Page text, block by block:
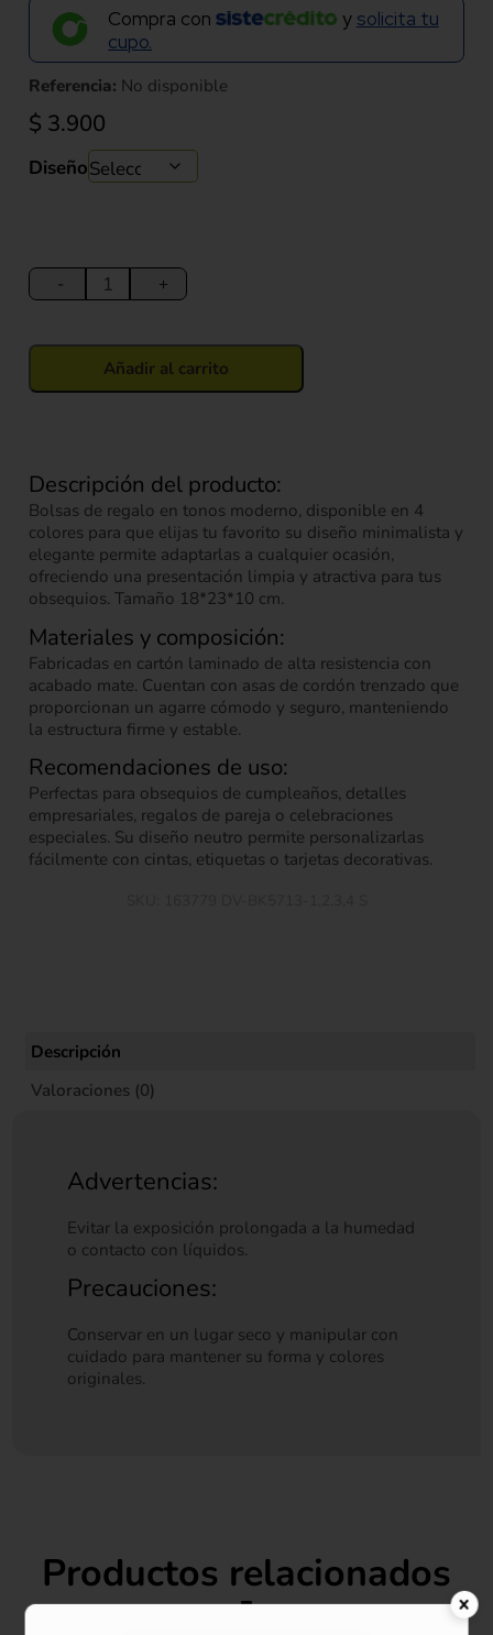
Compra con y solicita tu
cupo.
Descripción del producto:
Bolsas de regalo en tonos moderno, disponible en 4
colores para que elijas tu favorito su diseño minimalista y
elegante permite adaptarlas a cualquier ocasión,
ofreciendo una presentación limpia y atractiva para tus
obsequios. Tamaño 18*23*10 cm.
Materiales y composición:
Fabricadas en cartón laminado de alta resistencia con
acabado mate. Cuentan con asas de cordón trenzado que
proporcionan un agarre cómodo y seguro, manteniendo
la estructura firme y estable.
Recomendaciones de uso:
Perfectas para obsequios de cumpleaños, detalles
empresariales, regalos de pareja o celebraciones
especiales. Su diseño neutro permite personalizarlas
fácilmente con cintas, etiquetas o tarjetas decorativas.
Referencia: No disponible
$ 3.900
Diseño
-
Regalo
18*23*10
cm
+
Añadir al carrito
Descripción
Valoraciones (0)
Advertencias:
Evitar la exposición prolongada a la humedad
o contacto con líquidos.
Precauciones:
Conservar en un lugar seco y manipular con
cuidado para mantener su forma y colores
originales.
Productos relacionados